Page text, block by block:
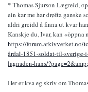
* Thomas Sjurson Lægreid,
ein kar me har drøfta ganske
aldri greidd å finna ut kvar
Kanskje du, Ivar, kan «öppna
https://forum.arkivverket.no/
årdal-1851-soldat-til-
lagnaden-hans/
Her er kva eg skriv om